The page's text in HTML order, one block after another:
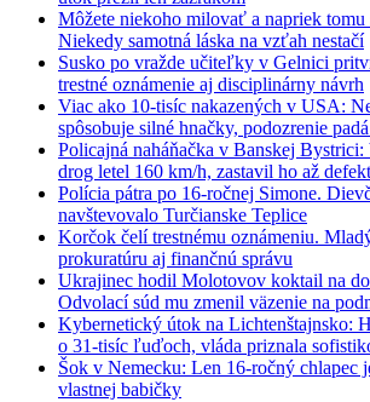
Môžete niekoho milovať a napriek
Niekedy samotná láska na vzťah nestačí
Susko po vražde učiteľky v Gelnici
trestné oznámenie aj disciplinárny návrh
Viac ako 10-tisíc nakazených v USA:
spôsobuje silné hnačky, podozrenie
Policajná naháňačka v Banskej
drog letel 160 km/h, zastavil ho až defekt
Polícia pátra po 16-ročnej Simone.
navštevovalo Turčianske Teplice
Korčok čelí trestnému oznámeniu.
prokuratúru aj finančnú správu
Ukrajinec hodil Molotovov koktail na
Odvolací súd mu zmenil väzenie na
Kybernetický útok na Lichtenštajnsko:
o 31-tisíc ľuďoch, vláda priznala
Šok v Nemecku: Len 16-ročný chlapec
vlastnej babičky